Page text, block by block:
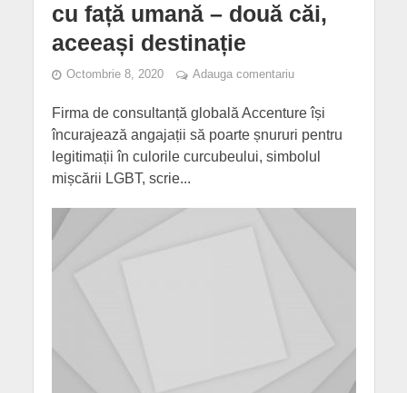
cu față umană – două căi,
aceeași destinație
Octombrie 8, 2020 Adauga comentariu
Firma de consultanță globală Accenture își
încurajează angajații să poarte șnururi pentru
legitimații în culorile curcubeului, simbolul
mișcării LGBT, scrie...